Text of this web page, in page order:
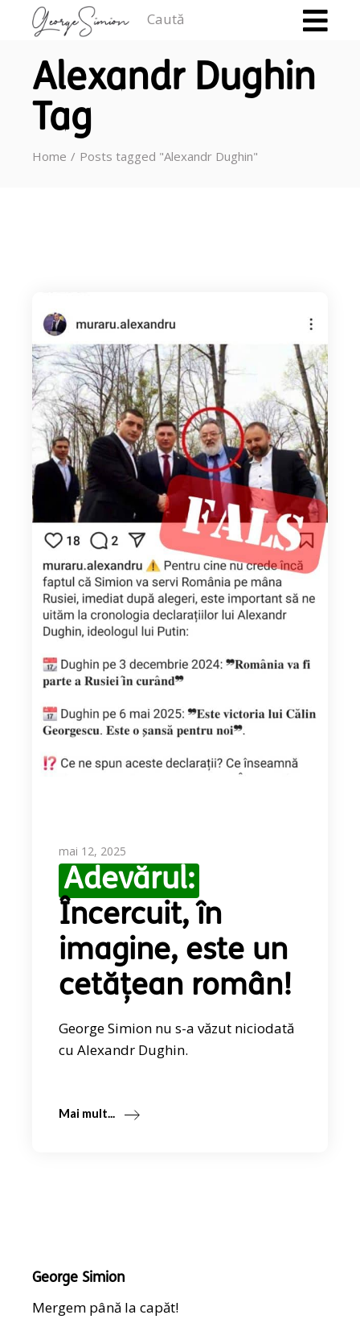
Alexandr Dughin
Tag
Home Posts tagged "Alexandr Dughin"
mai 12, 2025
Adevărul:
Încercuit, în
imagine, este un
cetățean român!
George Simion nu s-a văzut niciodată
cu Alexandr Dughin.
Mai mult...
George Simion
Mergem până la capăt!